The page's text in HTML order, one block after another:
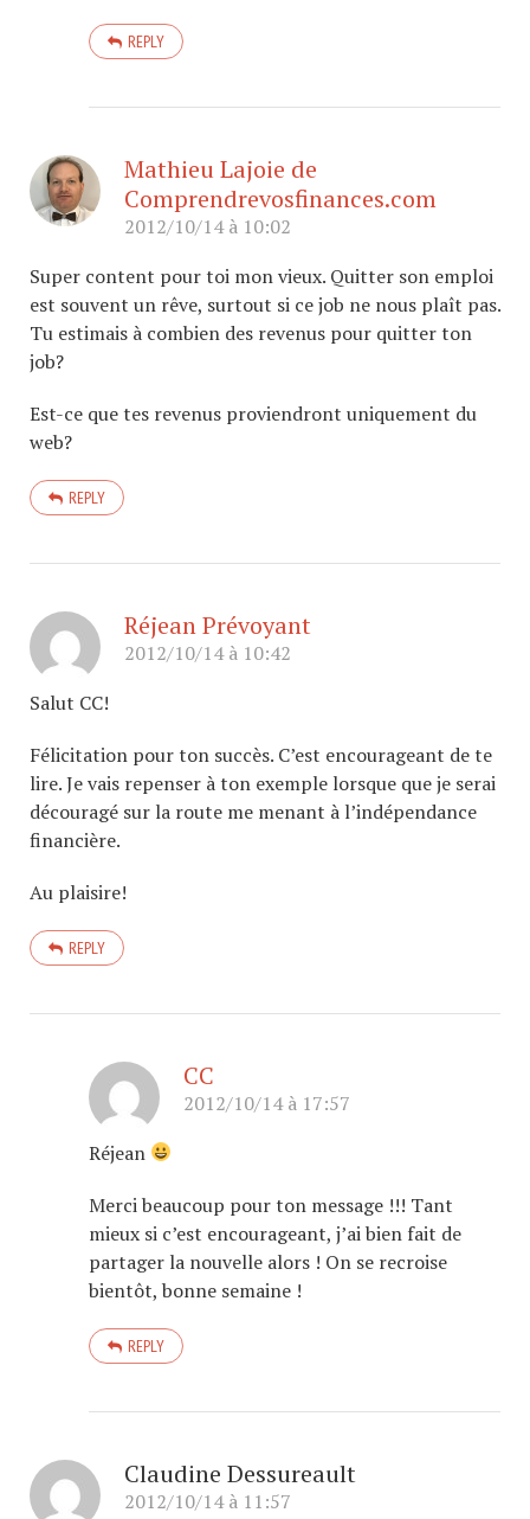
REPLY
Mathieu Lajoie de
Comprendrevosfinances.com
2012/10/14 à 10:02
Super content pour toi mon vieux. Quitter son emploi
est souvent un rêve, surtout si ce job ne nous plaît pas.
Tu estimais à combien des revenus pour quitter ton
job?
Est-ce que tes revenus proviendront uniquement du
web?
REPLY
Réjean Prévoyant
2012/10/14 à 10:42
Salut CC!
Félicitation pour ton succès. C’est encourageant de te
lire. Je vais repenser à ton exemple lorsque que je serai
découragé sur la route me menant à l’indépendance
financière.
Au plaisire!
REPLY
CC
2012/10/14 à 17:57
Réjean
Merci beaucoup pour ton message !!! Tant
mieux si c’est encourageant, j’ai bien fait de
partager la nouvelle alors ! On se recroise
bientôt, bonne semaine !
REPLY
Claudine Dessureault
2012/10/14 à 11:57